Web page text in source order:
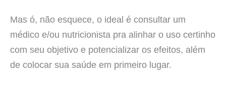
Mas ó, não esquece, o ideal é consultar um
médico e/ou nutricionista pra alinhar o uso certinho
com seu objetivo e potencializar os efeitos, além
de colocar sua saúde em primeiro lugar.